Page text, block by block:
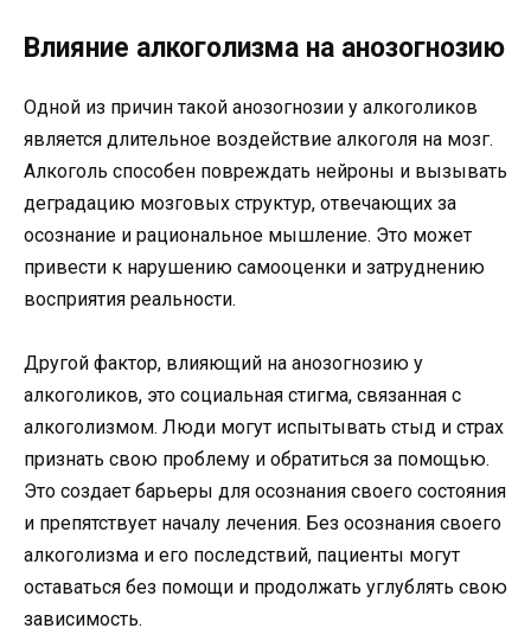
Влияние алкоголизма на анозогнозию
Одной из причин такой анозогнозии у алкоголиков
является длительное воздействие алкоголя на мозг.
Алкоголь способен повреждать нейроны и вызывать
деградацию мозговых структур, отвечающих за
осознание и рациональное мышление. Это может
привести к нарушению самооценки и затруднению
восприятия реальности.
Другой фактор, влияющий на анозогнозию у
алкоголиков, это социальная стигма, связанная с
алкоголизмом. Люди могут испытывать стыд и страх
признать свою проблему и обратиться за помощью.
Это создает барьеры для осознания своего состояния
и препятствует началу лечения. Без осознания своего
алкоголизма и его последствий, пациенты могут
оставаться без помощи и продолжать углублять свою
зависимость.